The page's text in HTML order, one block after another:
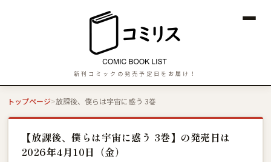
新刊コミックの発売予定日をお届け！
トップページ 放課後、僕らは宇宙に惑う 3巻
【放課後、僕らは宇宙に惑う 3巻】の発売日は
2026年4月10日（金）